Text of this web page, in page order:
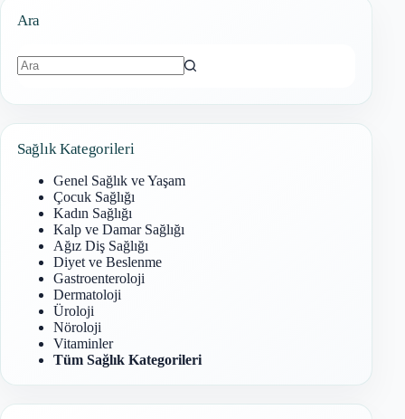
Ara
Sağlık Kategorileri
Genel Sağlık ve Yaşam
Çocuk Sağlığı
Kadın Sağlığı
Kalp ve Damar Sağlığı
Ağız Diş Sağlığı
Diyet ve Beslenme
Gastroenteroloji
Dermatoloji
Üroloji
Nöroloji
Vitaminler
Tüm Sağlık Kategorileri